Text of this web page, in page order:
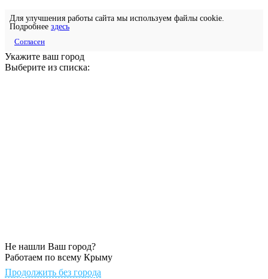
Для улучшения работы сайта мы используем файлы cookie.
Подробнее здесь
Согласен
Укажите ваш город
Выберите из списка:
Не нашли Ваш город?
Работаем по всему Крыму
Продолжить без города